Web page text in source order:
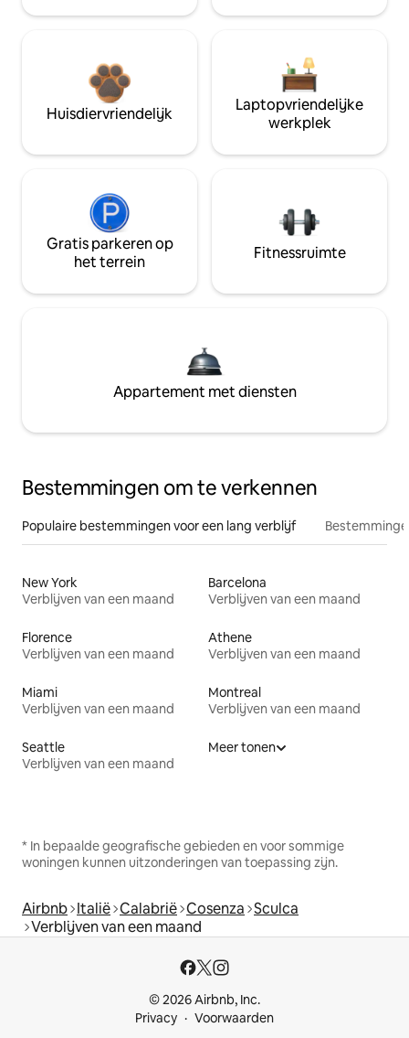
Huisdiervriendelijk
Laptopvriendelijke
werkplek
Gratis parkeren op
het terrein
Fitnessruimte
Appartement met diensten
Bestemmingen om te verkennen
Populaire bestemmingen voor een lang verblijf
New York
Verblijven van een maand
Barcelona
Verblijven van een maand
Florence
Verblijven van een maand
Athene
Verblijven van een maand
Miami
Verblijven van een maand
Montreal
Verblijven van een maand
Seattle
Verblijven van een maand
Meer tonen
* In bepaalde geografische gebieden en voor sommige
woningen kunnen uitzonderingen van toepassing zijn.
Airbnb Italië Calabrië Cosenza Sculca
Verblijven van een maand
© 2026 Airbnb, Inc.
Privacy
Voorwaarden